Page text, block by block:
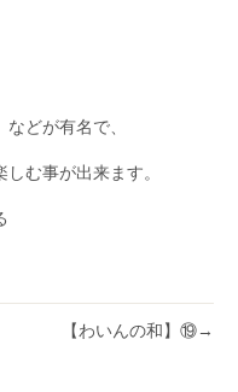
どが有名で、
む事が出来ます。
→
【わいんの和】⑲